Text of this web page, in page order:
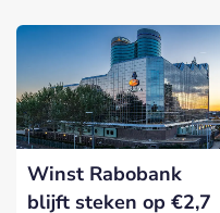
Winst Rabobank
blijft steken op €2,7